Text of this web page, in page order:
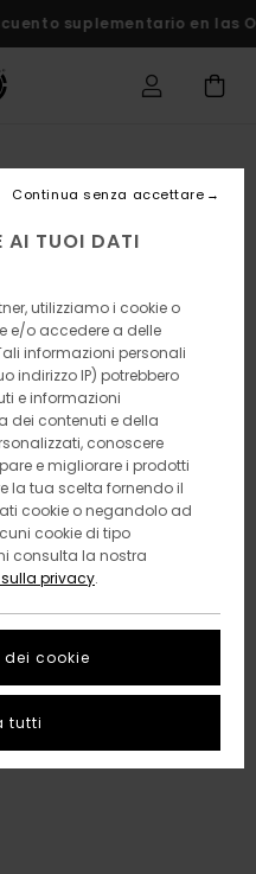
suplementario en las
AI TUOI DATI
utilizziamo i cookie o
e/o accedere a delle
informazioni personali
indirizzo IP) potrebbero
e informazioni
dei contenuti e della
conoscere
e migliorare i prodotti
la tua scelta fornendo il
cookie o negandolo ad
cookie di tipo
consulta la nostra
privacy.
cookie
Continua senza accettare
tutti